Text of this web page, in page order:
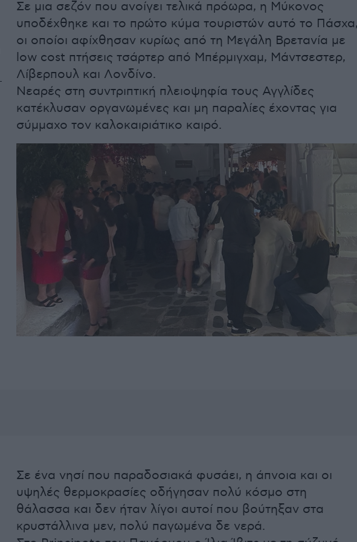
Σε μια σεζόν που ανοίγει τελικά πρόωρα, η Μύκονος
υποδέχθηκε και το πρώτο κύμα τουριστών αυτό το
οι οποίοι αφίχθησαν κυρίως από τη Μεγάλη Βρετανία με
low cost πτήσεις τσάρτερ από Μπέρμιγχαμ, Μάντσεστερ,
Λίβερπουλ και Λονδίνο.
Νεαρές στη συντριπτική πλειοψηφία τους Αγγλίδες
κατέκλυσαν οργανωμένες και μη παραλίες έχοντας για
σύμμαχο τον καλοκαιριάτικο καιρό.
Σε ένα νησί που παραδοσιακά φυσάει, η άπνοια και οι
υψηλές θερμοκρασίες οδήγησαν πολύ κόσμο στη
θάλασσα και δεν ήταν λίγοι αυτοί που βούτηξαν στα
κρυστάλλινα μεν, πολύ παγωμένα δε νερά.